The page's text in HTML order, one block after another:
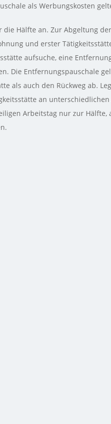
als Werbungskosten
Hälfte an. Zur Abgeltung
und erster
aufsuche, eine
Die Entfernungspauschale
als auch den Rückweg ab.
an
Arbeitstag nur zur Hälfte,